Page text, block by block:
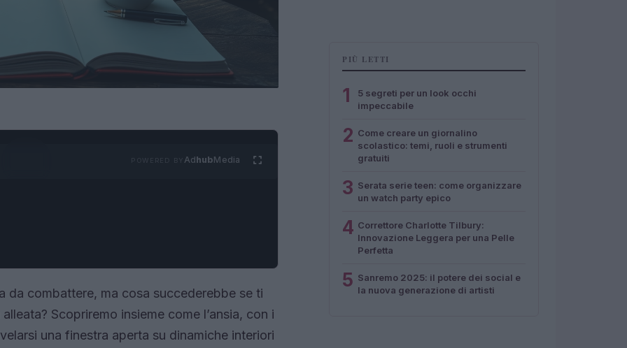
AdhubMedia
da combattere, ma cosa succederebbe se ti
Scopriremo insieme come l’ansia, con i
una finestra aperta su dinamiche interiori
PIÙ LETTI
1
5 segreti per un look occhi
impeccabile
2 Come creare un giornalino
scolastico: temi, ruoli e strumenti
gratuiti
3 Serata serie teen: come organizzare
un watch party epico
4 Correttore Charlotte Tilbury:
Innovazione Leggera per una Pelle
Perfetta
5 Sanremo 2025: il potere dei social e
la nuova generazione di artisti